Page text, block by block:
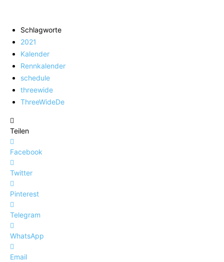
Schlagworte
2021
Kalender
Rennkalender
schedule
threewide
ThreeWideDe
Teilen
Facebook
Twitter
Pinterest
Telegram
WhatsApp
Email